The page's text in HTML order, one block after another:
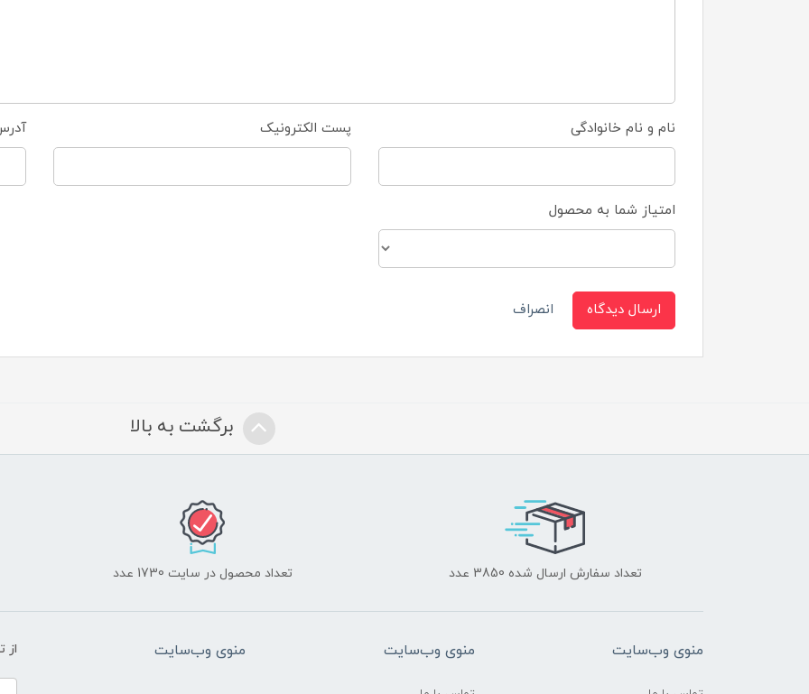
نام و نام خانوادگی پست الکترونیک
امتیاز شما به محصول
ارسال دیدگاه انصراف
برگشت به بالا
تعداد سفارش ارسال شده 3850 عدد تعداد محصول در سایت 1730 عدد
منوی وب‌سایت منوی وب‌سایت منوی وب‌سایت از